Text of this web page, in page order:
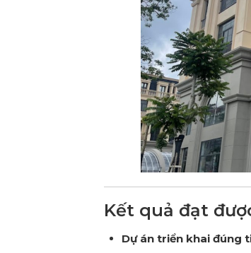
Kết quả đạt
Dự án triển khai đúng